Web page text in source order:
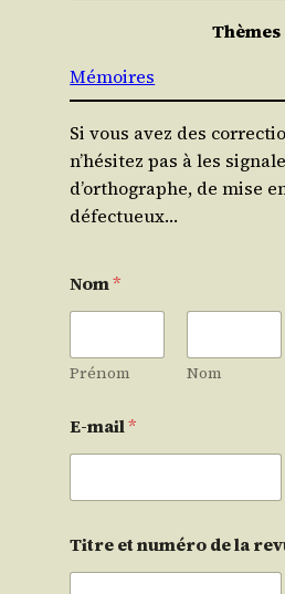
Thèmes
Mémoires
Si vous avez des
n’hésitez pas à les
d’orthographe, de mise
défectueux…
Nom*
Prénom Nom
E-mail*
Titre et numéro de la